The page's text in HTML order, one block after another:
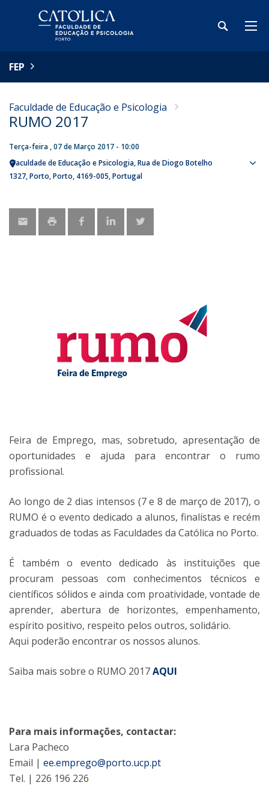
FEP
Faculdade de Educação e Psicologia
RUMO 2017
Terça-feira , 07 de Março 2017 - 10:00
Faculdade de Educação e Psicologia Rua de Diogo Botelho
1327 Porto Porto 4169-005 Portugal
Feira de Emprego, mas, sobretudo, apresentação de
oportunidades e ajuda para encontrar o rumo
profissional.
Ao longo de 2 dias intensos (7 e 8 de março de 2017), o
RUMO é o evento dedicado a alunos, finalistas e recém
graduados de todas as Faculdades da Católica no Porto.
É também o evento dedicado às instituições que
procuram pessoas com conhecimentos técnicos e
científicos sólidos e ainda com proatividade, vontade de
aprender, abertura de horizontes, empenhamento,
espírito positivo, respeito pelos outros, solidário.
Aqui poderão encontrar os nossos alunos.
Saiba mais sobre o RUMO 2017AQUI
Para mais informações, contactar:
Lara Pacheco
Email | ee.emprego@porto.ucp.pt
Tel. | 226 196 226